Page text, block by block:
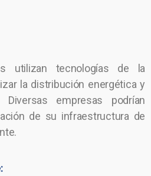
utilizan tecnologías de la
la distribución energética y
empresas podrían
de su infraestructura de